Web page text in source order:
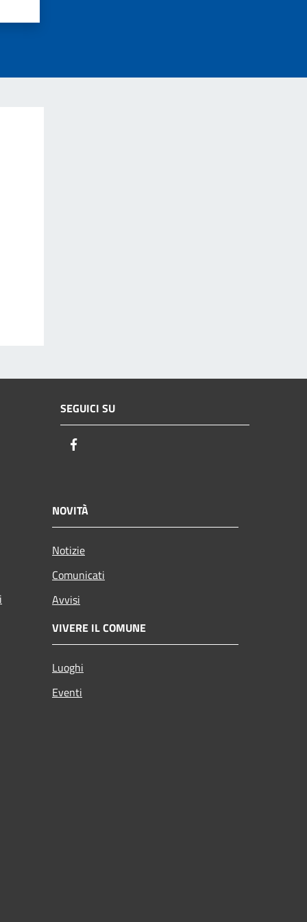
SEGUICI SU
NOVITÀ
Notizie
Comunicati
Avvisi
VIVERE IL COMUNE
Luoghi
Eventi